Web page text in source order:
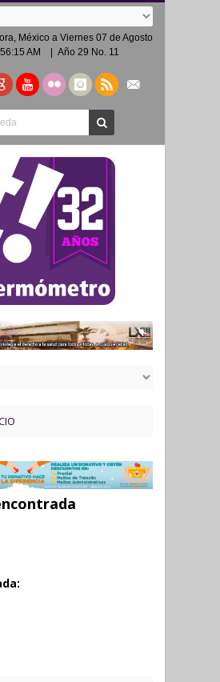
México a Viernes 07 de Agosto
AM
| Año 29 No. 11